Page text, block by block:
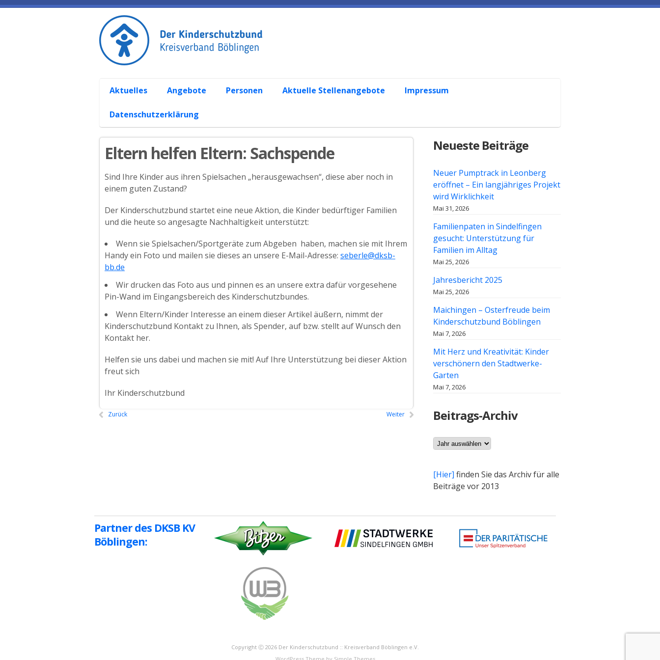
Aktuelles Angebote Personen Aktuelle Stellenangebote Impressum
Datenschutzerklärung
Eltern helfen Eltern: Sachspende
Sind Ihre Kinder aus ihren Spielsachen „herausgewachsen“, diese aber noch in
einem guten Zustand?
Der Kinderschutzbund startet eine neue Aktion, die Kinder bedürftiger Familien
und die heute so angesagte Nachhaltigkeit unterstützt:
Wenn sie Spielsachen/Sportgeräte zum Abgeben haben, machen sie mit Ihrem
Handy ein Foto und mailen sie dieses an unsere E-Mail-Adresse: seberle@dksb-
bb.de
Wir drucken das Foto aus und pinnen es an unsere extra dafür vorgesehene
Pin-Wand im Eingangsbereich des Kinderschutzbundes.
Wenn Eltern/Kinder Interesse an einem dieser Artikel äußern, nimmt der
Kinderschutzbund Kontakt zu Ihnen, als Spender, auf bzw. stellt auf Wunsch den
Kontakt her.
Helfen sie uns dabei und machen sie mit! Auf Ihre Unterstützung bei dieser Aktion
freut sich
Ihr Kinderschutzbund
Zurück Weiter
Neueste Beiträge
Neuer Pumptrack in Leonberg
eröffnet – Ein langjähriges Projekt
wird Wirklichkeit
Mai 31, 2026
Familienpaten in Sindelfingen
gesucht: Unterstützung für
Familien im Alltag
Mai 25, 2026
Jahresbericht 2025
Mai 25, 2026
Maichingen – Osterfreude beim
Kinderschutzbund Böblingen
Mai 7, 2026
Mit Herz und Kreativität: Kinder
verschönern den Stadtwerke-
Garten
Mai 7, 2026
Beitrags-Archiv
Archiv
[Hier] finden Sie das Archiv für alle
Beiträge vor 2013
Partner des DKSB KV
Böblingen:
Copyright Ⓒ 2026 Der Kinderschutzbund :: Kreisverband Böblingen e.V.